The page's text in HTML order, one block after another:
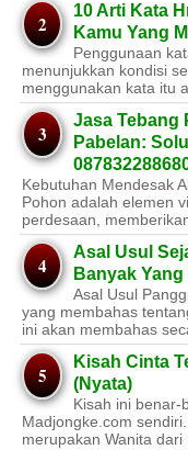
10 Arti Kata
Kamu Yang
Penggunaan
menunjukkan kondisi
menggunakan kata itu
Jasa Tebang
Pabelan:
Kebutuhan Mendesak
Pohon adalah elemen
perdesaan,
Asal Usul
Banyak
Asal Usul
yang membahas
ini akan membahas
Kisah Cinta
(Nyata)
Kisah ini benar-
Madjongke.com
merupakan Wanita dari